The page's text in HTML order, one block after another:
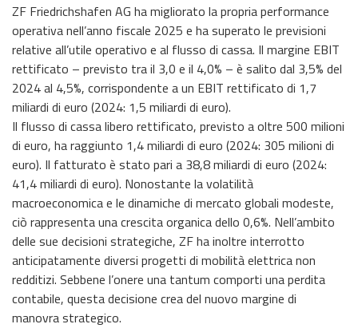
ZF Friedrichshafen AG ha migliorato la propria performance
operativa nell’anno fiscale 2025 e ha superato le previsioni
relative all’utile operativo e al flusso di cassa. Il margine EBIT
rettificato – previsto tra il 3,0 e il 4,0% – è salito dal 3,5% del
2024 al 4,5%, corrispondente a un EBIT rettificato di 1,7
miliardi di euro (2024: 1,5 miliardi di euro).
Il flusso di cassa libero rettificato, previsto a oltre 500 milioni
di euro, ha raggiunto 1,4 miliardi di euro (2024: 305 milioni di
euro). Il fatturato è stato pari a 38,8 miliardi di euro (2024:
41,4 miliardi di euro). Nonostante la volatilità
macroeconomica e le dinamiche di mercato globali modeste,
ciò rappresenta una crescita organica dello 0,6%. Nell’ambito
delle sue decisioni strategiche, ZF ha inoltre interrotto
anticipatamente diversi progetti di mobilità elettrica non
redditizi. Sebbene l’onere una tantum comporti una perdita
contabile, questa decisione crea del nuovo margine di
manovra strategico.